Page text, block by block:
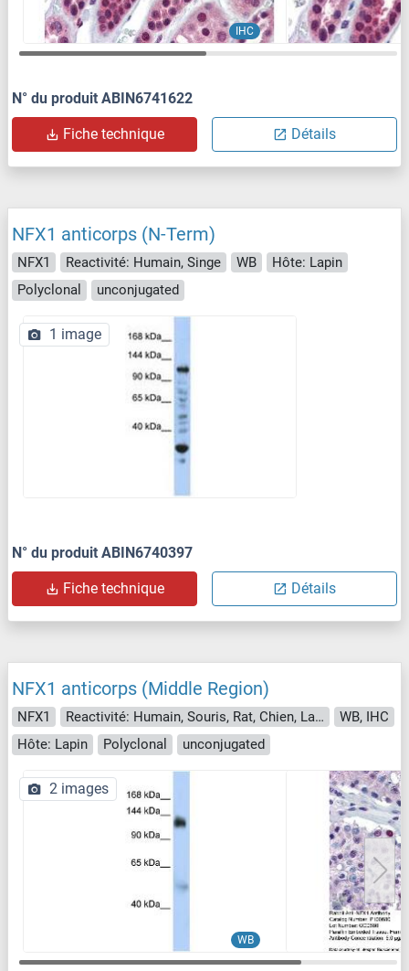
IHC
N° du produit ABIN6741622
Fiche technique Détails
NFX1 anticorps (N-Term)
NFX1 Reactivité: Humain, Singe WB
Hôte: Lapin
Polyclonal
unconjugated
1 image
N° du produit ABIN6740397
Fiche technique Détails
NFX1 anticorps (Middle Region)
NFX1 Reactivité: Humain, Souris, Rat, Chien, Lapin, Boeuf (Vache)
WB, IHC
Hôte: Lapin
Polyclonal unconjugated
WB
2 images